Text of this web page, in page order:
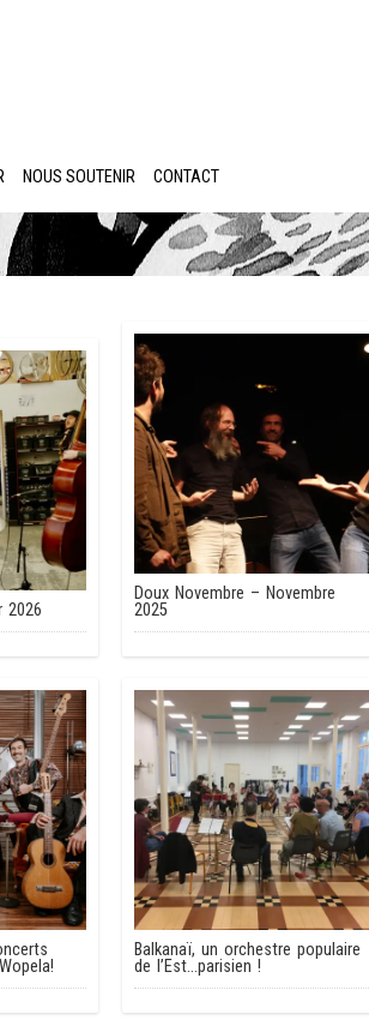
NOUS SOUTENIR CONTACT
2026
Doux Novembre – Novembre
2025
Balkanaï, un orchestre populaire
de l’Est…parisien !